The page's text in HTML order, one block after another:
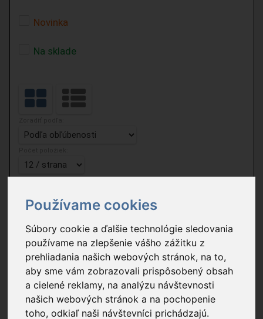
Používame cookies
Súbory cookie a ďalšie technológie sledovania
používame na zlepšenie vášho zážitku z
prehliadania našich webových stránok, na to,
aby sme vám zobrazovali prispôsobený obsah
a cielené reklamy, na analýzu návštevnosti
našich webových stránok a na pochopenie
toho, odkiaľ naši návštevníci prichádzajú.
Novinka
Na sklade